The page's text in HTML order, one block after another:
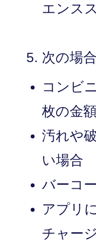
エンス
次の場
コンビ
枚の金
汚れや
い場合
バーコ
アプリ
チャー